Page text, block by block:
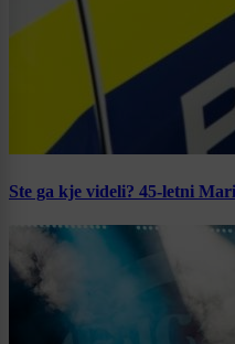
Ste ga kje videli? 45-letni